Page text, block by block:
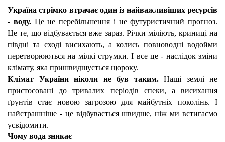
Україна стрімко втрачає один із найважливіших ресурсів
- воду. Це не перебільшення і не футуристичний прогноз.
Це те, що відбувається вже зараз. Річки міліють, криниці на
півдні та сході висихають, а колись повноводні водойми
перетворюються на мілкі струмки. І все це - наслідок зміни
клімату, яка пришвидшується щороку.
Клімат України ніколи не був таким. Наші землі не
пристосовані до тривалих періодів спеки, а висихання
ґрунтів стає новою загрозою для майбутніх поколінь. І
найстрашніше - це відбувається швидше, ніж ми встигаємо
усвідомити.
Чому вода зникає